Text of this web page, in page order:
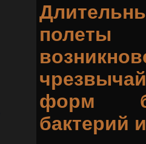
полеты
форм
бактерий